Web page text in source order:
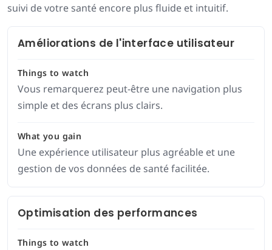
suivi de votre santé encore plus fluide et intuitif.
Améliorations de l'interface utilisateur
Things to watch
Vous remarquerez peut-être une navigation plus
simple et des écrans plus clairs.
What you gain
Une expérience utilisateur plus agréable et une
gestion de vos données de santé facilitée.
Optimisation des performances
Things to watch